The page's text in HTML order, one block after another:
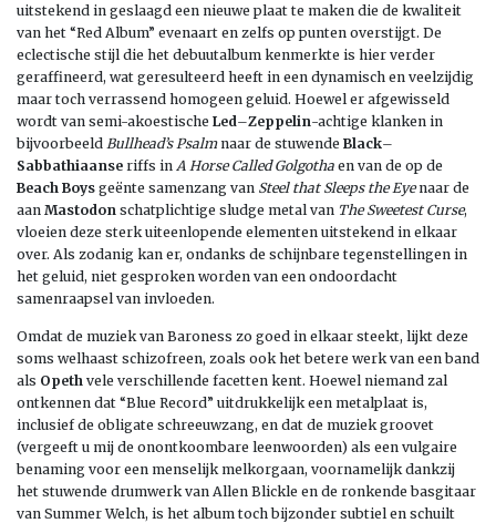
uitstekend in geslaagd een nieuwe plaat te maken die de kwaliteit
van het “Red Album” evenaart en zelfs op punten overstijgt. De
eclectische stijl die het debuutalbum kenmerkte is hier verder
geraffineerd, wat geresulteerd heeft in een dynamisch en veelzijdig
maar toch verrassend homogeen geluid. Hoewel er afgewisseld
wordt van semi-akoestische Led –Zeppelin-achtige klanken in
bijvoorbeeld Bullhead’s Psalmnaar de stuwende Black–
Sabbathiaanse riffs in A Horse Called Golgotha en van de op de
Beach Boys geënte samenzang van Steel that Sleeps the Eyenaar de
aan Mastodon schatplichtige sludge metal van The Sweetest Curse,
vloeien deze sterk uiteenlopende elementen uitstekend in elkaar
over. Als zodanig kan er, ondanks de schijnbare tegenstellingen in
het geluid, niet gesproken worden van een ondoordacht
samenraapsel van invloeden.
Omdat de muziek van Baroness zo goed in elkaar steekt, lijkt deze
soms welhaast schizofreen, zoals ook het betere werk van een band
als Opeth vele verschillende facetten kent. Hoewel niemand zal
ontkennen dat “Blue Record” uitdrukkelijk een metalplaat is,
inclusief de obligate schreeuwzang, en dat de muziek groovet
(vergeeft u mij de onontkoombare leenwoorden) als een vulgaire
benaming voor een menselijk melkorgaan, voornamelijk dankzij
het stuwende drumwerk van Allen Blickle en de ronkende basgitaar
van Summer Welch, is het album toch bijzonder subtiel en schuilt